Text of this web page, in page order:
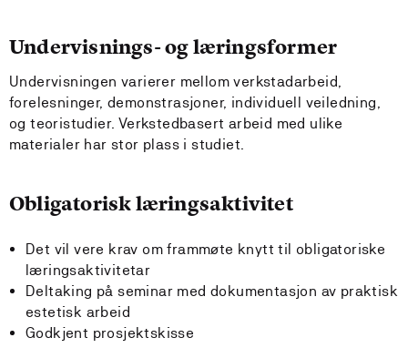
Undervisnings- og læringsformer
Undervisningen varierer mellom verkstadarbeid,
forelesninger, demonstrasjoner, individuell veiledning,
og teoristudier. Verkstedbasert arbeid med ulike
materialer har stor plass i studiet.
Obligatorisk læringsaktivitet
Det vil vere krav om frammøte knytt til obligatoriske
læringsaktivitetar
Deltaking på seminar med dokumentasjon av praktisk
estetisk arbeid
Godkjent prosjektskisse